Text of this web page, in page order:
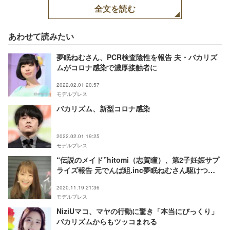
全文を読む
あわせて読みたい
夢眠ねむさん、PCR検査陰性を報告 夫・バカリズ
ムがコロナ感染で濃厚接触者に
2022.02.01 20:57
モデルプレス
バカリズム、新型コロナ感染
2022.02.01 19:25
モデルプレス
“伝説のメイド”hitomi（志賀瞳）、第2子妊娠サプ
ライズ報告 元でんぱ組.inc夢眠ねむさん駆けつけ
2020.11.19 21:36
モデルプレス
NiziUマコ、マヤの行動に驚き「本当にびっくり」
バカリズムからもツッコまれる